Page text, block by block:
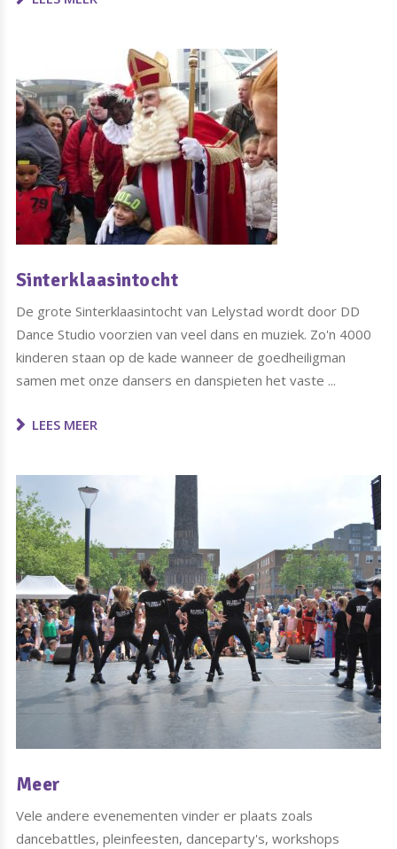
Sinterklaasintocht
De grote Sinterklaasintocht van Lelystad wordt door DD
Dance Studio voorzien van veel dans en muziek. Zo'n 4000
kinderen staan op de kade wanneer de goedheiligman
samen met onze dansers en danspieten het vaste ...
LEES MEER
Meer
Vele andere evenementen vinder er plaats zoals
dancebattles, pleinfeesten, danceparty's, workshops